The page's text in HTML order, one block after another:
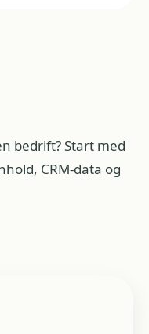
bedrift? Start med
CRM-data og